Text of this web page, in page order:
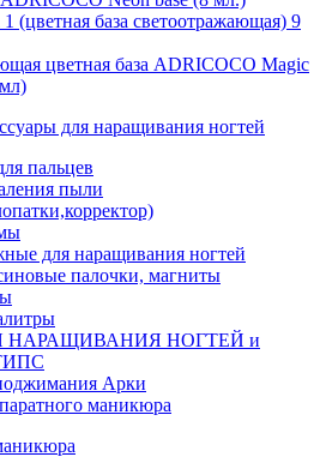
1 (цветная база светоотражающая) 9
цветная база ADRICOCO Magic
для наращивания ногтей
пальцев
пыли
для наращивания ногтей
палочки, магниты
НАРАЩИВАНИЯ НОГТЕЙ и
Арки
маникюра